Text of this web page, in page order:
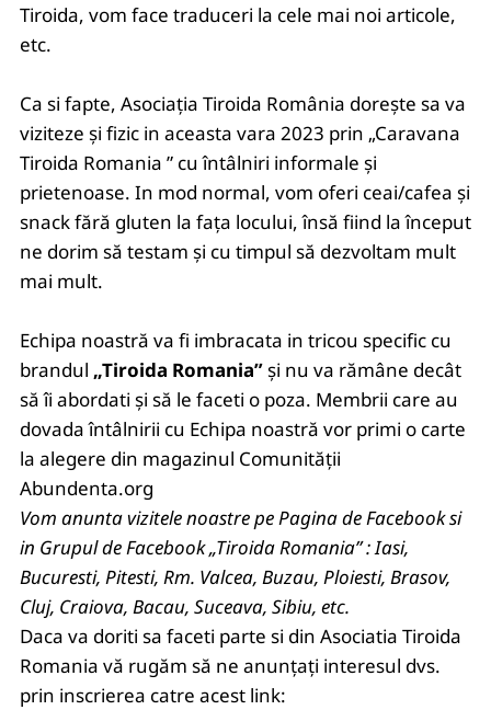
Tiroida, vom face traduceri la cele mai noi articole,
etc.
Ca si fapte, Asociația Tiroida România dorește sa va
viziteze și fizic in aceasta vara 2023 prin „Caravana
Tiroida Romania ” cu întâlniri informale și
prietenoase. In mod normal, vom oferi ceai/cafea și
snack fără gluten la fața locului, însă fiind la început
ne dorim să testam și cu timpul să dezvoltam mult
mai mult.
Echipa noastră va fi imbracata in tricou specific cu
brandul „Tiroida Romania” și nu va rămâne decât
să îi abordati și să le faceti o poza. Membrii care au
dovada întâlnirii cu Echipa noastră vor primi o carte
la alegere din magazinul Comunității
Abundenta.org
Vom anunta vizitele noastre pe Pagina de Facebook si
in Grupul de Facebook „Tiroida Romania” : Iasi,
Bucuresti, Pitesti, Rm. Valcea, Buzau, Ploiesti, Brasov,
Cluj, Craiova, Bacau, Suceava, Sibiu, etc.
Daca va doriti sa faceti parte si din Asociatia Tiroida
Romania vă rugăm să ne anunțați interesul dvs.
prin inscrierea catre acest link: